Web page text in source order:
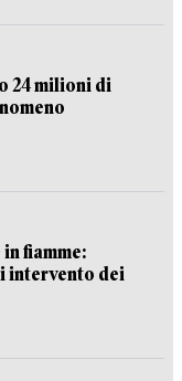
24 milioni di
fiamme:
intervento dei